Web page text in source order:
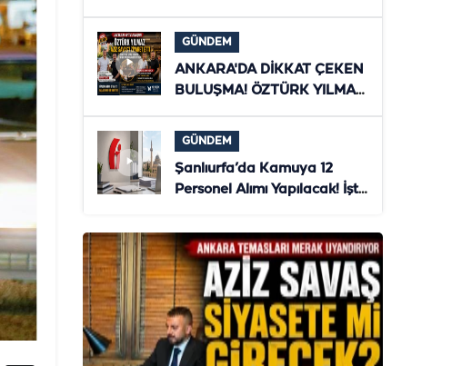
YENİ DÖNEMİ MASAYA
YATIRILDI
GÜNDEM
ANKARA'DA DİKKAT ÇEKEN
BULUŞMA! ÖZTÜRK YILMAZ
TÜRKİYE'NİN GELECEĞİNİ
MASAYA YATIRDI
GÜNDEM
Şanlıurfa’da Kamuya 12
Personel Alımı Yapılacak! İşte